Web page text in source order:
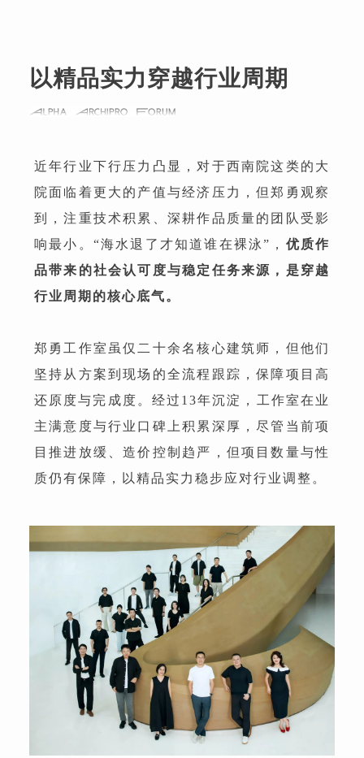
以精品实力穿越行业周期
近年行业下行压力凸显，对于西南院这类的大
院面临着更大的产值与经济压力，但郑勇观察
到，注重技术积累、深耕作品质量的团队受影
响最小。“海水退了才知道谁在裸泳”， 优质作
品带来的社会认可度与稳定任务来源，是穿越
行业周期的核心底气。
郑勇工作室虽仅二十余名核心建筑师，但他们
坚持从方案到现场的全流程跟踪，保障项目高
还原度与完成度。经过13年沉淀，工作室在业
主满意度与行业口碑上积累深厚，尽管当前项
目推进放缓、造价控制趋严，但项目数量与性
质仍有保障，以精品实力稳步应对行业调整。